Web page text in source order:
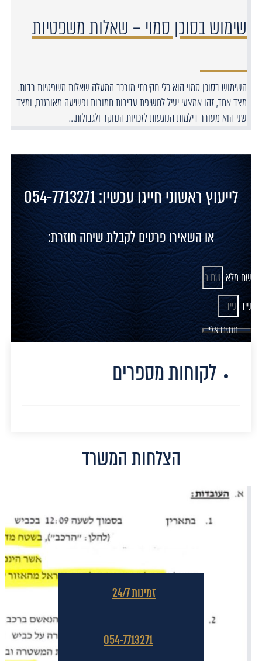
שימוש בסוכן סמוי – שאלות משפטיות
השימוש בסוכן סמוי הוא כלי חקירתי מורכב המעלה שאלות משפטיות רבות.
מצד אחד, זהו אמצעי יעיל לחשיפת עבירות חמורות ופשיעה מאורגנת, ומצד
שני הוא מעורר דילמות הנוגעות לזכויות הנחקר ולגבולות…
לייעוץ ראשוני חייגו עכשיו: 054-7713271
או השאירו פרטים לקבלת שיחה חוזרת:
שם מלא
נייד
תחזרו אליי
לקוחות מספרים
הצלחות המשרד
זמינות 24/7
054-7713271